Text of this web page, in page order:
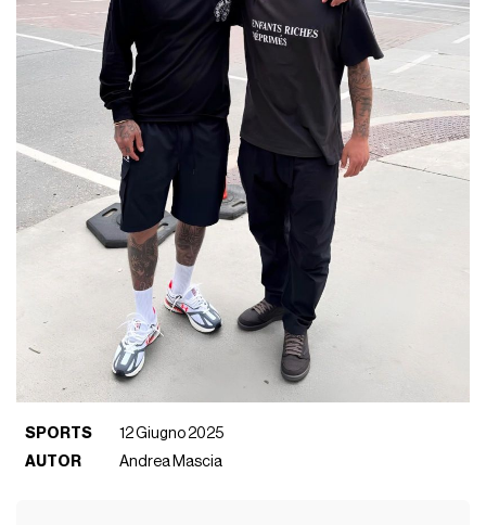
SPORTS
12 Giugno 2025
AUTOR
Andrea Mascia